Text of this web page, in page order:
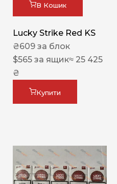
В Кошик
Lucky Strike Red KS
₴609 за блок
$565 за ящик≈ 25 425
₴
Купити